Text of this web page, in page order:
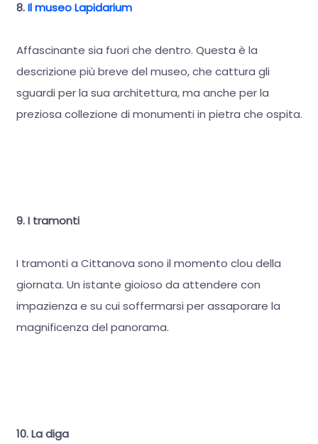
8.Il museo Lapidarium
Affascinante sia fuori che dentro. Questa è la
descrizione più breve del museo, che cattura gli
sguardi per la sua architettura, ma anche per la
preziosa collezione di monumenti in pietra che ospita.
9. I tramonti
I tramonti a Cittanova sono il momento clou della
giornata. Un istante gioioso da attendere con
impazienza e su cui soffermarsi per assaporare la
magnificenza del panorama.
10. La diga